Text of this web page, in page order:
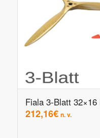
Fiala 3-Blatt
212,16€ n. v.